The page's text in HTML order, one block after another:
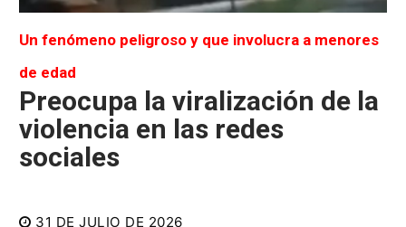
Un fenómeno peligroso y que involucra a menores
de edad
Preocupa la viralización de la
violencia en las redes
sociales
31 DE JULIO DE 2026